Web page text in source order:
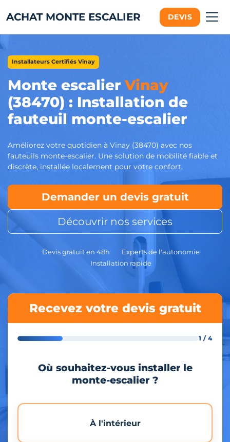
ACHAT MONTE ESCALIER DEVIS
Installateurs Certifiés Vinay
Monte escalierVinay
(38470) : Installation de
fauteuil monte-escalier
Améliorez votre quotidien à Vinay (38470) avec nos
fauteuils monte-escalier. Une solution de mobilité fiable et
discrète, installée localement pour votre confort.
Demander un devis gratuit
Découvrir nos services
Devis gratuit en 48h
Experts de l'autonomie
Installation rapide
Recevez votre devis gratuit
1 / 4
Où souhaitez-vous installer le
monte-escalier ?
À l'intérieur